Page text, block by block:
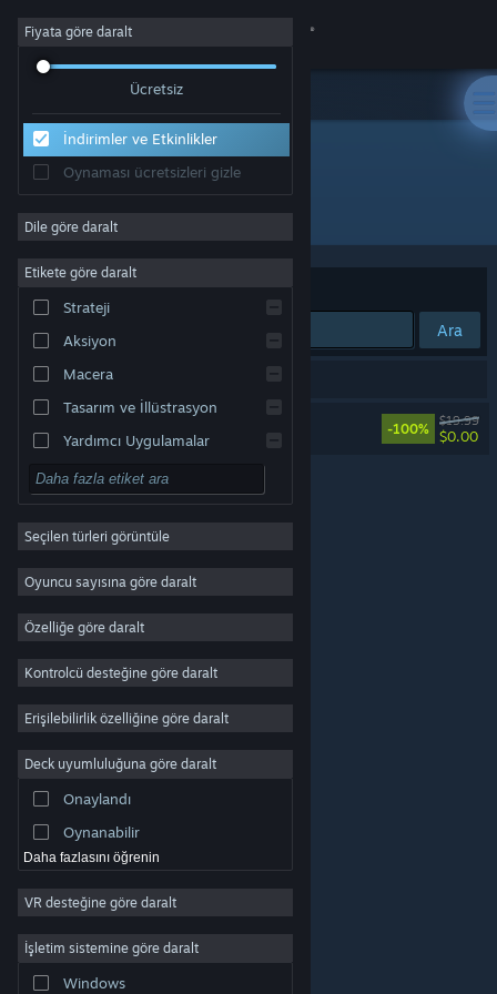
Giriş yap
Topluluk
Hakkında
Destek
Dili değiştir
Steam mobil uygulamasını yükle
Masaüstü internet sitesini görüntüle
© Valve Corporation. Tüm hakları saklıdır. Tüm ticari
mülkiyetindedir.Gizlilik Politikası|Yasal Bilgi|
Erişilebilirlik|Steam Abonelik Sözleşmesi
Çerezler
Fiyata göre daralt
Ücretsiz
İndirimler ve Etkinlikler
Oynaması ücretsizleri gizle
Dile göre daralt
Etikete göre daralt
Strateji
Aksiyon
Macera
Tasarım ve İllüstrasyon
Yardımcı Uygulamalar
Oynaması Ücretsiz
RYO
Devasa Çok Oyunculu
Bağımsız
Basit Eğlence
Simülasyon
Yarış
Video Prodüksiyonu
Fotoğraf Düzenleme
Seçilen türleri görüntüle
Oyuncu sayısına göre daralt
Özelliğe göre daralt
Kontrolcü desteğine göre daralt
Erişilebilirlik özelliğine göre daralt
Deck uyumluluğuna göre daralt
Onaylandı
Oynanabilir
Daha fazlasını öğrenin
VR desteğine göre daralt
İşletim sistemine göre daralt
Windows
Özel Fırsatlar
Tüm Ürünler
Sırala En Düşük Fiyat
Ara
1 sonuç aramanızla eşleşiyor.
Moonlighter
-100%
$19.99
$0.00